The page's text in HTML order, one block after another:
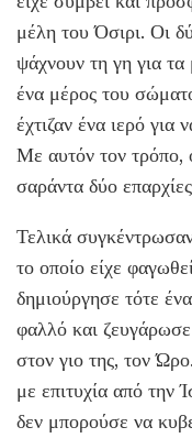
μέλη του Όσιρι. Οι
ψάχνουν τη γη για
ένα μέρος του
έχτιζαν ένα ιερό
Με αυτόν τον τρόπο,
σαράντα δύο
Τελικά
το οποίο είχε
δημιούργησε τότε
φαλλό και
στον γιο της, τον
με επιτυχία από την
δεν μπορούσε να